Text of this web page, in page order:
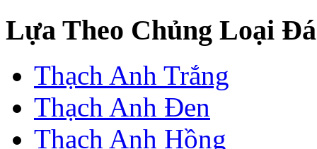
Lựa Theo Chủng Loại Đá
Thạch Anh Trắng
Thạch Anh Đen
Thạch Anh Hồng